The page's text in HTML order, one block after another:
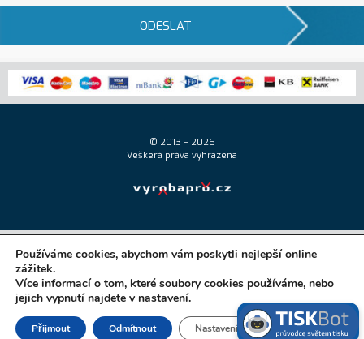
ODESLAT
© 2013 – 2026
Veškerá práva vyhrazena
Používáme cookies, abychom vám poskytli nejlepší online
zážitek.
Více informací o tom, které soubory cookies používáme, nebo
jejich vypnutí najdete v nastavení.
Přijmout Odmítnout Nastavení Zavřít cookie